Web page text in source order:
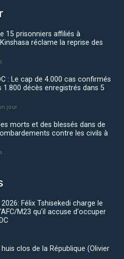
15 prisonniers affiliés à
Kinshasa réclame la reprise des
: Le cap de 4.000 cas confirmés
1.800 décès enregistrés dans 5
jour
morts et des blessés dans de
contre les civils à
2026: Félix Tshisekedi charge le
M23 qu'il accuse d'occuper
huis clos de la République (Olivier